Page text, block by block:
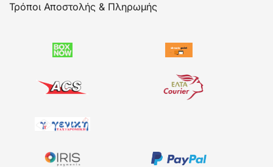
Τρόποι Αποστολής & Πληρωμής